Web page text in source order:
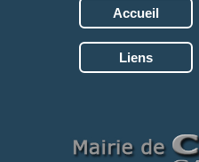
Accueil
Liens